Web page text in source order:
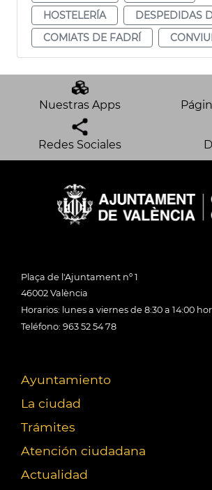
HOSTELERÍA
DESPEDIDAS
COMIATS DE FADRÍ
Nuestras Apps
Redes Sociales
Plaça de l'Ajuntament nº 1
46002 València
Horarios: lunes a viernes de 8:30 a 14:00
Teléfono: 963 52 54 78
Ayuntamiento
La ciudad
Trámites
Atención ciudadana
Actualidad